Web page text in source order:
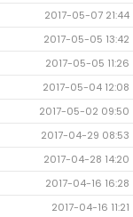
2017-05-07 21:44
2017-05-05 13:42
2017-05-05 11:26
2017-05-04 12:08
2017-05-02 09:50
2017-04-29 08:53
2017-04-28 14:20
2017-04-16 16:28
2017-04-16 11:21